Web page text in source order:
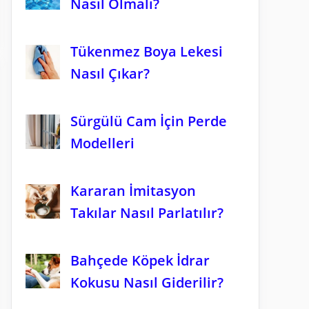
Tükenmez Boya Lekesi
Nasıl Çıkar?
Sürgülü Cam İçin Perde
Modelleri
Kararan İmitasyon
Takılar Nasıl Parlatılır?
Bahçede Köpek İdrar
Kokusu Nasıl Giderilir?